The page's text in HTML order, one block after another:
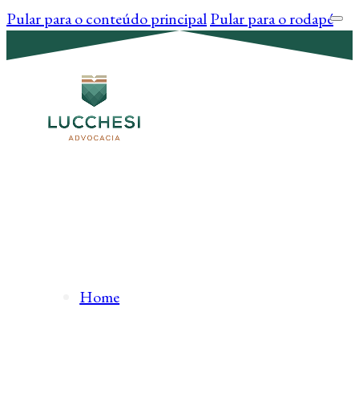
Pular para o conteúdo principalPular para o rodapé
Home